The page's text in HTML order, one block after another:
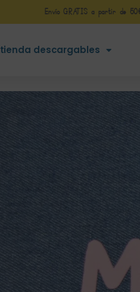
Envío GRATIS a partir de
tienda descargables